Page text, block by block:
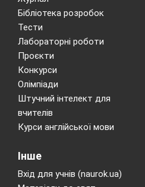
Бібліотека розробок
Тести
Лабораторні роботи
Проєкти
Конкурси
Олімпіади
Штучний інтелект для
вчителів
Курси англійської мови
Інше
Вхід для учнів (naurok.ua)